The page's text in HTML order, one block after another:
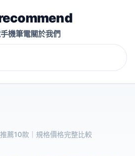
手機筆電關於我們
薦10款｜規格價格完整比較